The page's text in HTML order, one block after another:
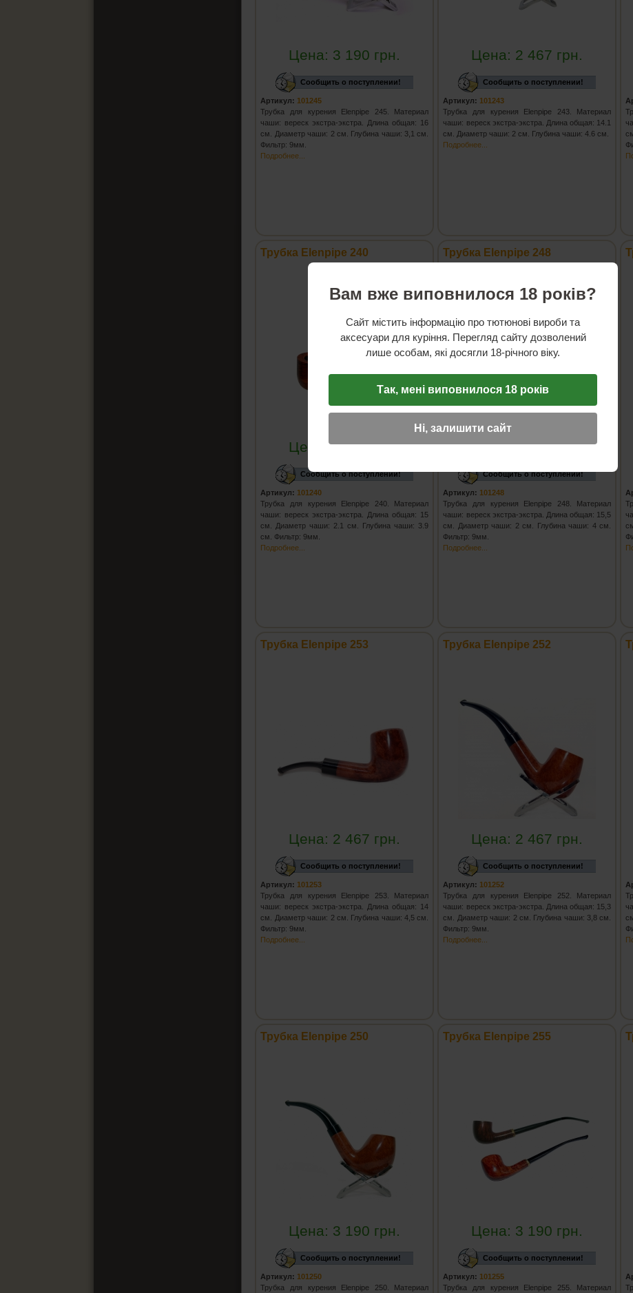
Цена: 3 190 грн.
Сообщить о поступлении!
Артикул: 101245
Трубка для курения Elenpipe 245. Материал
чаши: вереск экстра-экстра. Длина общая: 16
см. Диаметр чаши: 2 см. Глубина чаши: 3,1 см.
Фильтр: 9мм.
Подробнее...
Цена: 2 467 грн.
Сообщить о поступлении!
Артикул: 101243
Трубка для курения Elenpipe 243. Материал
чаши: вереск экстра-экстра. Длина общая: 14.1
см. Диаметр чаши: 2 см. Глубина чаши: 4.6 см.
Подробнее...
Трубка Elenpipe 240
Цена:3 046грн.
Сообщить о поступлении!
Артикул: 101240
Трубка для курения Elenpipe 240. Материал
чаши: вереск экстра-экстра. Длина общая: 15
см. Диаметр чаши: 2.1 см. Глубина чаши: 3.9
см. Фильтр: 9мм.
Подробнее...
Трубка Elenpipe 248
Цена:3 190грн.
Сообщить о поступлении!
Артикул: 101248
Трубка для курения Elenpipe 248. Материал
чаши: вереск экстра-экстра. Длина общая: 15,5
см. Диаметр чаши: 2 см. Глубина чаши: 4 см.
Фильтр: 9мм.
Подробнее...
Трубка Elenpipe 253
Цена: 2 467 грн.
Сообщить о поступлении!
Артикул: 101253
Трубка для курения Elenpipe 253. Материал
чаши: вереск экстра-экстра. Длина общая: 14
см. Диаметр чаши: 2 см. Глубина чаши: 4,5 см.
Фильтр: 9мм.
Подробнее...
Трубка Elenpipe 252
Цена: 2 467 грн.
Сообщить о поступлении!
Артикул: 101252
Трубка для курения Elenpipe 252. Материал
чаши: вереск экстра-экстра. Длина общая: 15,3
см. Диаметр чаши: 2 см. Глубина чаши: 3,8 см.
Фильтр: 9мм.
Подробнее...
Трубка Elenpipe 250
Цена: 3 190 грн.
Сообщить о поступлении!
Артикул: 101250
Трубка для курения Elenpipe 250. Материал
Трубка Elenpipe 255
Цена: 3 190 грн.
Сообщить о поступлении!
Артикул: 101255
Трубка для курения Elenpipe 255. Материал
Вам вже виповнилося 18 років?
Сайт містить інформацію про тютюнові вироби та
аксесуари для куріння. Перегляд сайту дозволений
лише особам, які досягли 18-річного віку.
Так, мені виповнилося 18 років
Ні, залишити сайт